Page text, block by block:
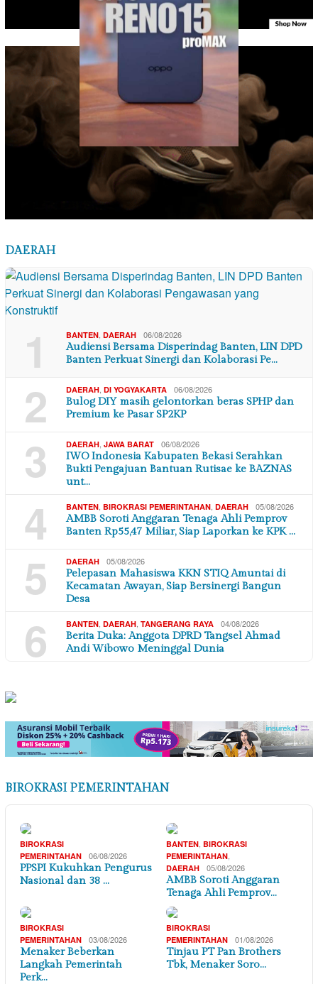
DAERAH
1 BANTEN, DAERAH 06/08/2026
Audiensi Bersama Disperindag Banten, LIN DPD
Banten Perkuat Sinergi dan Kolaborasi Pe…
2 DAERAH, DI YOGYAKARTA 06/08/2026
Bulog DIY masih gelontorkan beras SPHP dan
Premium ke Pasar SP2KP
3 DAERAH, JAWA BARAT 06/08/2026
IWO Indonesia Kabupaten Bekasi Serahkan
Bukti Pengajuan Bantuan Rutisae ke BAZNAS
unt…
4 BANTEN, BIROKRASI PEMERINTAHAN, DAERAH 05/08/2026
AMBB Soroti Anggaran Tenaga Ahli Pemprov
Banten Rp55,47 Miliar, Siap Laporkan ke KPK …
5 DAERAH 05/08/2026
Pelepasan Mahasiswa KKN STIQ Amuntai di
Kecamatan Awayan, Siap Bersinergi Bangun
Desa
6 BANTEN, DAERAH, TANGERANG RAYA 04/08/2026
Berita Duka: Anggota DPRD Tangsel Ahmad
Andi Wibowo Meninggal Dunia
BIROKRASI PEMERINTAHAN
BIROKRASI
PEMERINTAHAN
06/08/2026
PPSPI Kukuhkan Pengurus
Nasional dan 38 …
BANTEN BIROKRASI
PEMERINTAHAN
DAERAH 05/08/2026
AMBB Soroti Anggaran
Tenaga Ahli Pemprov…
BIROKRASI
PEMERINTAHAN
03/08/2026
Menaker Beberkan
Langkah Pemerintah
Perk…
BIROKRASI
PEMERINTAHAN
01/08/2026
Tinjau PT Pan Brothers
Tbk, Menaker Soro…